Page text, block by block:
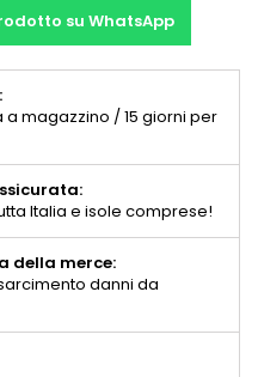
su WhatsApp
magazzino / 15 giorni per
Italia e isole comprese!
della merce:
danni da